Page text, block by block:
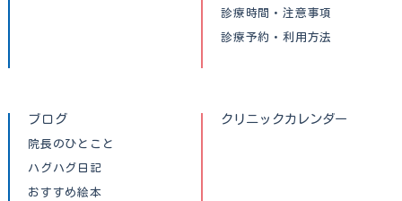
診療時間・注意事項
診療予約・利用方法
ブログ
院長のひとこと
ハグハグ日記
おすすめ絵本
クリニックカレンダー